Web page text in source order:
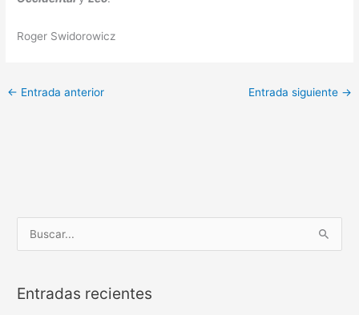
Roger Swidorowicz
← Entrada anterior Entrada siguiente →
u
c
Entradas recientes